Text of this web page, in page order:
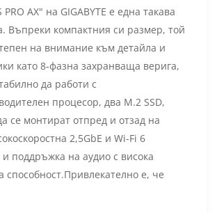
PRO AX" на GIGABYTE е една такава
Въпреки компактния си размер, той
на внимание към детайла и
като 8-фазна захранваща верига,
да работи с
процесор, два M.2 SSD,
се монтират отпред и отзад на
2,5GbE и Wi-Fi 6
поддръжка на аудио с висока
способност.Привлекателно е, че